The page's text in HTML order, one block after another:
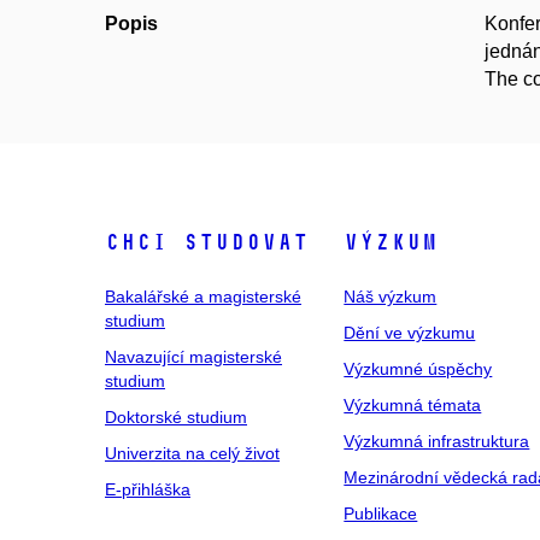
Popis
The
Chci studovat
Bakalářské a magisterské
studium
Navazující magisterské
studium
Doktorské studium
Univerzita na celý život
E-přihláška
Výzkum
Náš výzkum
Dění ve výzkumu
Výzkumné úspěchy
Výzkumná témata
Výzkumná infrastruktura
Mezinárodní vědecká
Publikace